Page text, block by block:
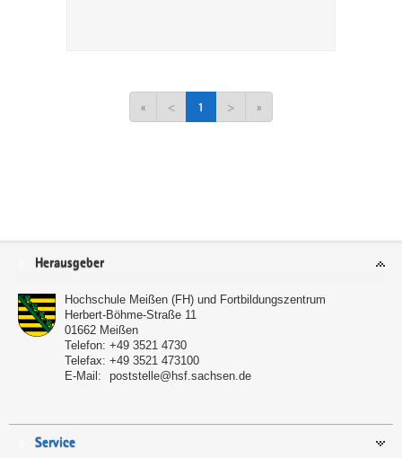
« < 1 > »
Service
Herausgeber
Hochschule Meißen (FH) und Fortbildungszentrum
Herbert-Böhme-Straße 11
01662 Meißen
Telefon: +49 3521 4730
Telefax: +49 3521 473100
E-Mail:
poststelle@hsf.sachsen.de
Service